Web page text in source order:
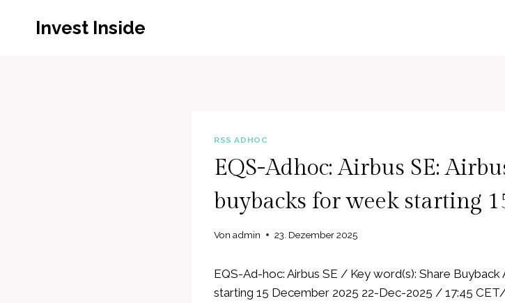
Invest Inside
RSS ADHOC
EQS-Adhoc: Airbus SE:
buybacks for week starting
Von admin 23. Dezember 2025
EQS-Ad-hoc: Airbus SE / Key word(s): Share
starting 15 December 2025 22-Dec-2025 / 17:45